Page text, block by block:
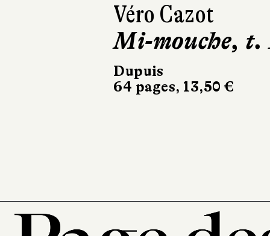
Michel Durand
Les
Travailleurs
la mer